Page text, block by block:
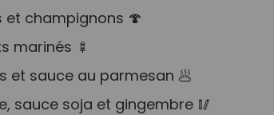
et champignons 🍄
marinés 🍢
et sauce au parmesan 🥟
sauce soja et gingembre 🥢